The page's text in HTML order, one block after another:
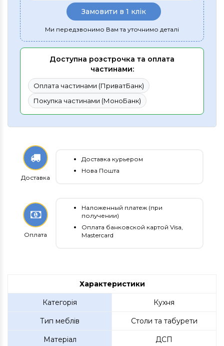
Замовити в 1 клік
Ми передзвонимо Вам та уточнимо деталі
Доступна розстрочка та оплата
частинами:
Оплата частинами (ПриватБанк)
Покупка частинами (МоноБанк)
Доставка
Доставка курьером
Нова Пошта
Оплата
Наложенный платеж (при
получении)
Оплата банковской картой Visa,
Mastercard
Характеристики
Категорія Кухня
Тип меблів Столи та табурети
Матеріал ДСП